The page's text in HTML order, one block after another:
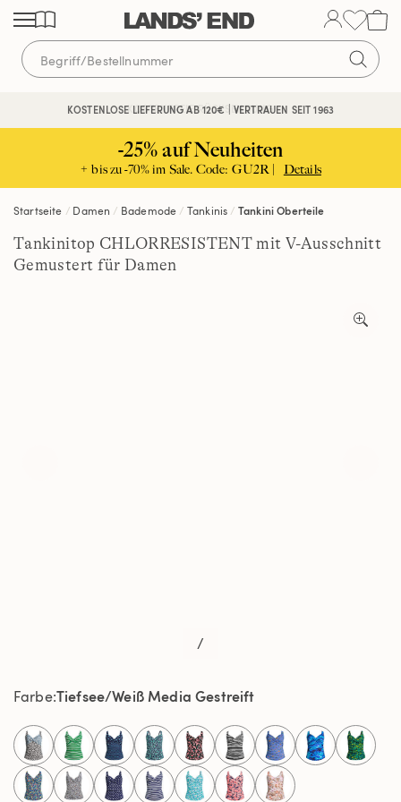
Direkt
zum
Inhalt
Direkt
zur
Navigation
Direkt
zur
Suche
KOSTENLOSE LIEFERUNG AB 120€ | VERTRAUEN SEIT 1963
KOSTENFREIE RÜCKSENDUNG
-25% auf Neuheiten
+ bis zu -70% im Sale. Code: GU2R | Details
Startseite Damen Bademode Tankinis Tankini Oberteile
Tankinitop CHLORRESISTENT mit V-Ausschnitt
Gemustert für Damen
/
FarbeTiefsee/Weiß Media Gestreift
selected